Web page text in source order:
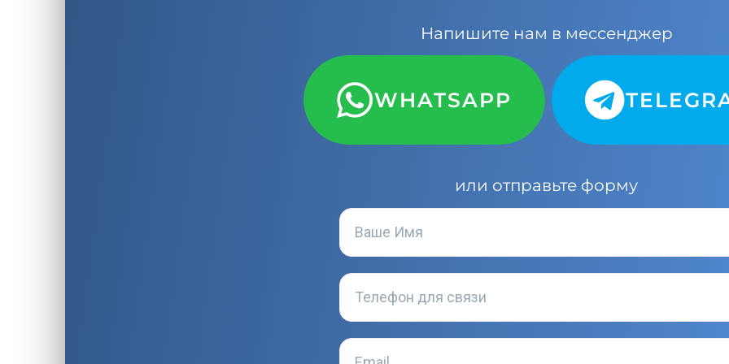
Напишите нам в мессенджер
WHATSAPP
или отправьте форму